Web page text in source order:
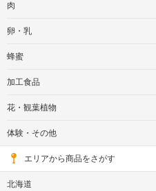
肉
卵・乳
蜂蜜
加工食品
花・観葉植物
体験・その他
エリアから商品をさがす
北海道